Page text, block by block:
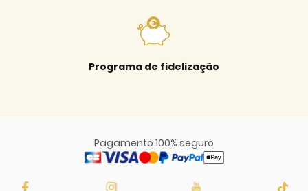
Programa de fidelização
Pagamento 100% seguro